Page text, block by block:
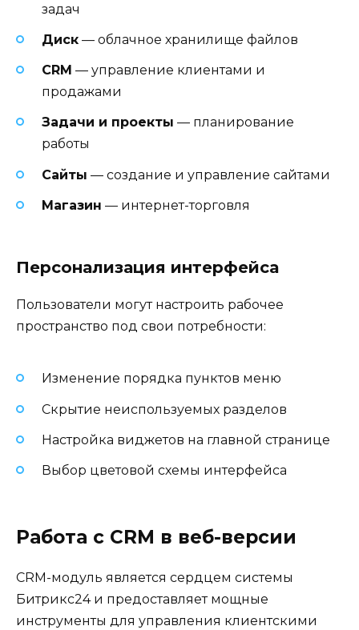
задач
Диск — облачное хранилище файлов
CRM — управление клиентами и
продажами
Задачи и проекты — планирование
работы
Сайты — создание и управление сайтами
Магазин — интернет-торговля
Персонализация интерфейса
Пользователи могут настроить рабочее
пространство под свои потребности:
Изменение порядка пунктов меню
Скрытие неиспользуемых разделов
Настройка виджетов на главной странице
Выбор цветовой схемы интерфейса
Работа с CRM в веб-версии
CRM-модуль является сердцем системы
Битрикс24 и предоставляет мощные
инструменты для управления клиентскими